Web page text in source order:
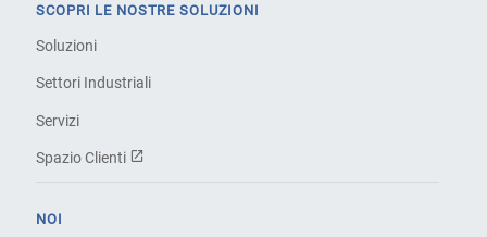
SCOPRI LE NOSTRE SOLUZIONI
Soluzioni
Settori Industriali
Servizi
Spazio Clienti
NOI